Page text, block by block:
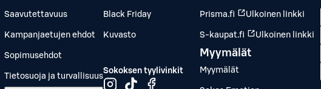
Saavutettavuus
Kampanjaetujen ehdot
Sopimusehdot
Tietosuoja ja turvallisuus
Black Friday
Kuvasto
Sokoksen tyylivinkit
Prisma.fi Ulkoinen linkki
S-kaupat.fi Ulkoinen linkki
Myymälät
Myymälät